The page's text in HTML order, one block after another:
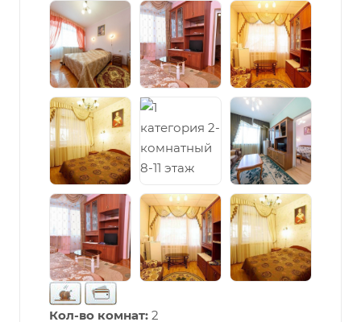
Кол-во комнат: 2